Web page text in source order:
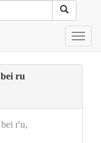
ru
r'u,